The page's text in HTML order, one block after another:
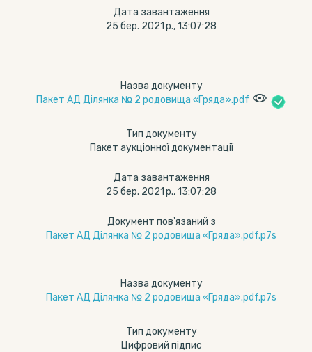
Дата завантаження
25 бер. 2021 р., 13:07:28
Назва документу
Пакет АД Ділянка № 2 родовища «Гряда».pdf
Тип документу
Пакет аукціонної документації
Дата завантаження
25 бер. 2021 р., 13:07:28
Документ пов'язаний з
Пакет АД Ділянка № 2 родовища «Гряда».pdf.p7s
Назва документу
Пакет АД Ділянка № 2 родовища «Гряда».pdf.p7s
Тип документу
Цифровий підпис